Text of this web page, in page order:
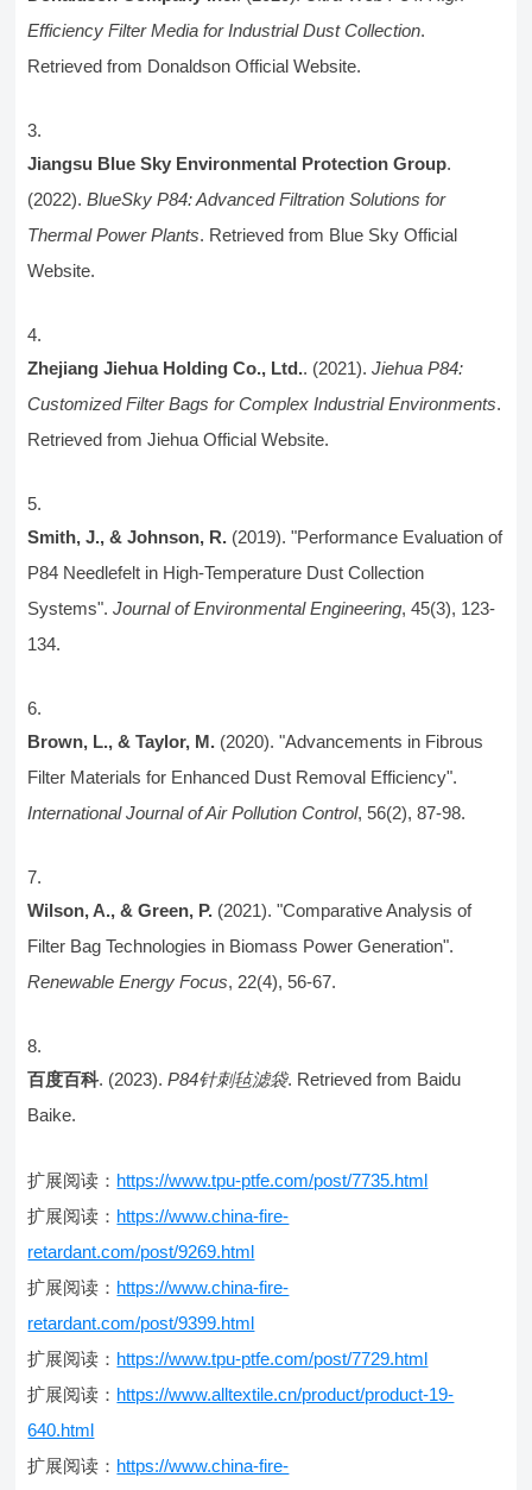
Efficiency Filter Media for Industrial Dust Collection.
Retrieved from Donaldson Official Website.
Jiangsu Blue Sky Environmental Protection Group.
(2022).BlueSky P84: Advanced Filtration Solutions for
Thermal Power Plants. Retrieved from Blue Sky Official
Website.
Zhejiang Jiehua Holding Co., Ltd.. (2021).Jiehua P84:
Customized Filter Bags for Complex Industrial Environments.
Retrieved from Jiehua Official Website.
Smith, J., & Johnson, R. (2019). "Performance Evaluation of
P84 Needlefelt in High-Temperature Dust Collection
Systems".Journal of Environmental Engineering, 45(3), 123-
134.
Brown, L., & Taylor, M. (2020). "Advancements in Fibrous
Filter Materials for Enhanced Dust Removal Efficiency".
International Journal of Air Pollution Control, 56(2), 87-98.
Wilson, A., & Green, P. (2021). "Comparative Analysis of
Filter Bag Technologies in Biomass Power Generation".
Renewable Energy Focus, 22(4), 56-67.
百度百科. (2023).P84针刺毡滤袋. Retrieved from Baidu
Baike.
扩展阅读： https://www.tpu-ptfe.com/post/7735.html
扩展阅读： https://www.china-fire-
retardant.com/post/9269.html
扩展阅读： https://www.china-fire-
retardant.com/post/9399.html
扩展阅读： https://www.tpu-ptfe.com/post/7729.html
扩展阅读： https://www.alltextile.cn/product/product-19-
640.html
扩展阅读： https://www.china-fire-